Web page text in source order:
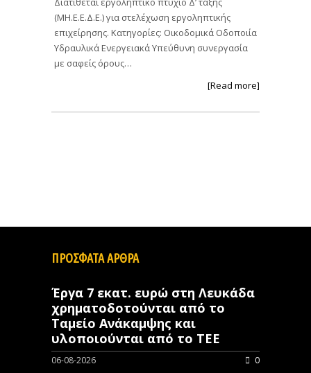
(ΜΗ.Ε.Ε.Δ.Ε.) για στελέχωση εργοληπτικής
επιχείρησης. Κατηγορίες: Οικοδομικά Οδοποιία
Υδραυλικά Ενεργειακά Υπεύθυνη συνεργασία
με σαφείς όρους…
[Read more]
ΠΡΟΣΦΑΤΑ ΑΡΘΡΑ
Έργα 7 εκατ. ευρώ στη Λευκάδα
χρηματοδοτούνται από το
Ταμείο Ανάκαμψης και
υλοποιούνται από το ΤΕΕ
06-08-2026 0